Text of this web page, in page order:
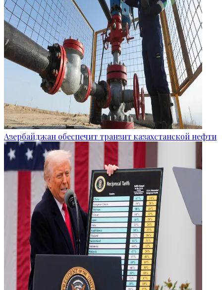
Азербайджан обеспечит транзит казахстанской нефти